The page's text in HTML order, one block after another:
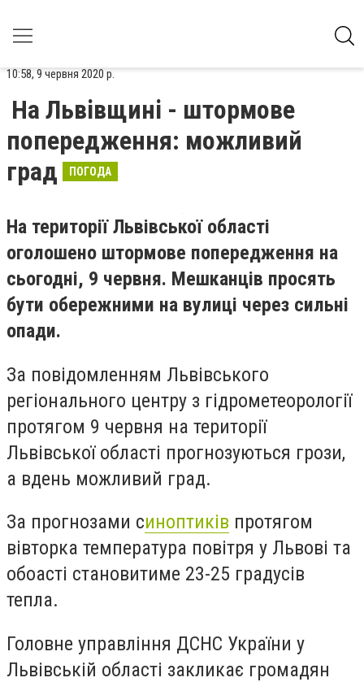
10:58, 9 червня 2020 р.
На Львівщині - штормове
попередження: можливий
град
ПОГОДА
На території Львівської області
оголошено штормове попередження на
сьогодні, 9 червня. Мешканців просять
бути обережними на вулиці через сильні
опади.
За повідомленням Львівського
регіонального центру з гідрометеорології
протягом 9 червня на території
Львівської області прогнозуються грози,
а вдень можливий град.
За прогнозами синоптиків протягом
вівторка температура повітря у Львові та
обоасті становитиме 23-25 градусів
тепла.
Головне управління ДСНС України у
Львівській області закликає громадян